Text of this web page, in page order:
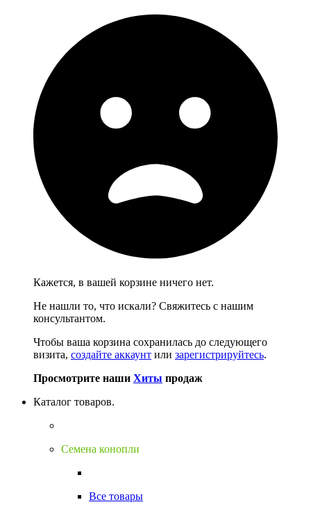
Кажется, в вашей корзине ничего нет.
Не нашли то, что искали? Свяжитесь с нашим
консультантом.
Чтобы ваша корзина сохранилась до следующего
визита, создайте аккаунт или зарегистрируйтесь.
Просмотрите наши Хиты продаж
Каталог товаров.
Семена конопли
Все товары